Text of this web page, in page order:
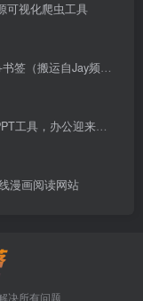
可视化爬虫工具
（搬运自Jay频道）
办公迎来革命性变化？
漫画阅读网站
决所有问题